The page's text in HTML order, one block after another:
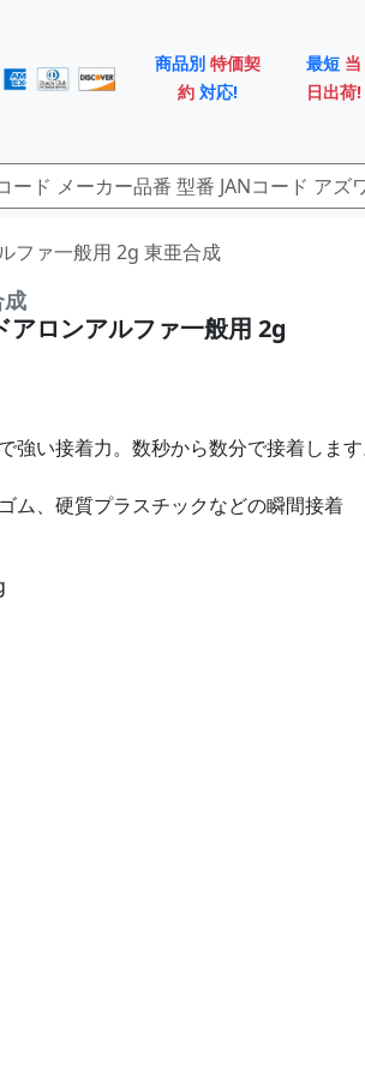
商品別 特価契
約 対応!
最短 当
日出荷!
ファ一般用 2g 東亜合成
アロンアルファ一般用 2g
強い接着力。数秒から数分で接着します
ム、硬質プラスチックなどの瞬間接着